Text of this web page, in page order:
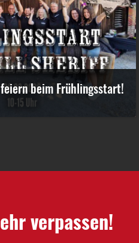
beim Frühlingsstart!
verpassen!